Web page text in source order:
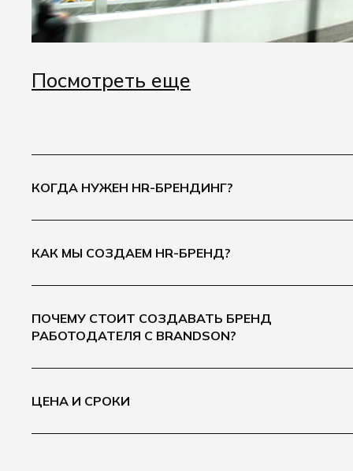
Посмотреть еще
КОГДА НУЖЕН HR-БРЕНДИНГ?
КАК МЫ СОЗДАЕМ HR-БРЕНД?
ПОЧЕМУ СТОИТ СОЗДАВАТЬ БРЕНД
РАБОТОДАТЕЛЯ С BRANDSON?
ЦЕНА И СРОКИ